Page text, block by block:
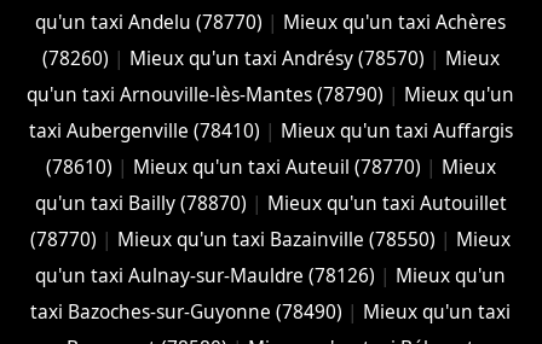
qu'un taxi Andelu (78770) | Mieux qu'un taxi Achères
(78260) | Mieux qu'un taxi Andrésy (78570) | Mieux
qu'un taxi Arnouville-lès-Mantes (78790) | Mieux qu'un
taxi Aubergenville (78410) | Mieux qu'un taxi Auffargis
(78610) | Mieux qu'un taxi Auteuil (78770) | Mieux
qu'un taxi Bailly (78870) | Mieux qu'un taxi Autouillet
(78770) | Mieux qu'un taxi Bazainville (78550) | Mieux
qu'un taxi Aulnay-sur-Mauldre (78126) | Mieux qu'un
taxi Bazoches-sur-Guyonne (78490) | Mieux qu'un taxi